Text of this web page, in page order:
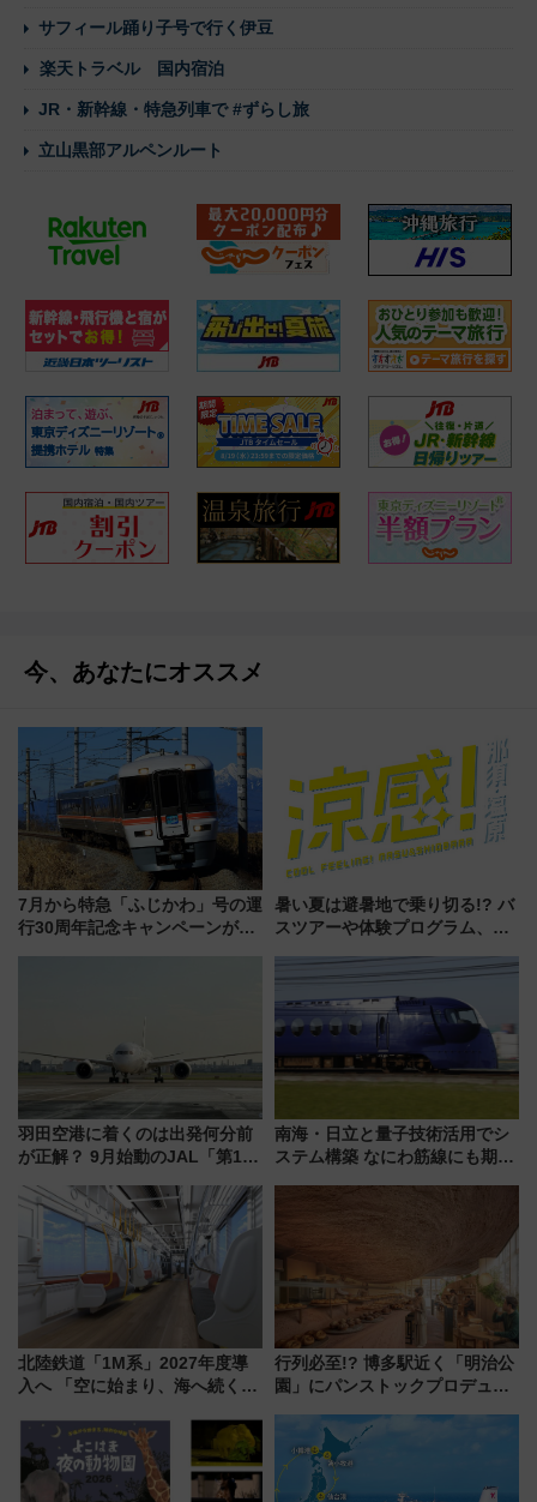
サフィール踊り子号で行く伊豆
楽天トラベル 国内宿泊
JR・新幹線・特急列車で #ずらし旅
立山黒部アルペンルート
今、あなたにオススメ
7月から特急「ふじかわ」号の運
行30周年記念キャンペーンがス
暑い夏は避暑地で乗り切る!? バ
スツアーや体験プログラム、旅
感！那須・塩原」キャンペーン
開催（7/1～）
羽田空港に着くのは出発何分前
が正解？ 9月始動のJAL「第1タ
歩1キロ超え！ 知っておきたい
変更点まとめ
南海・日立と量子技術活用でシ
ステム構築 なにわ筋線にも期待
北陸鉄道「1M系」2027年度導
入へ 「空に始まり、海へ続く」
神秘的なデザイン
行列必至!? 博多駅近く「明治公
園」にパンストックプロデュー
オープン 秋からはビストロ営業
も！